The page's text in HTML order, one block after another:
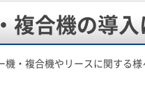
複合機の導
・複合機やリースに関する様